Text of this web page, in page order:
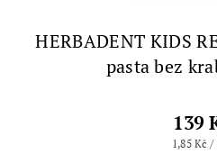
HERBADENT KIDS
pasta bez
139
1,85 Kč /